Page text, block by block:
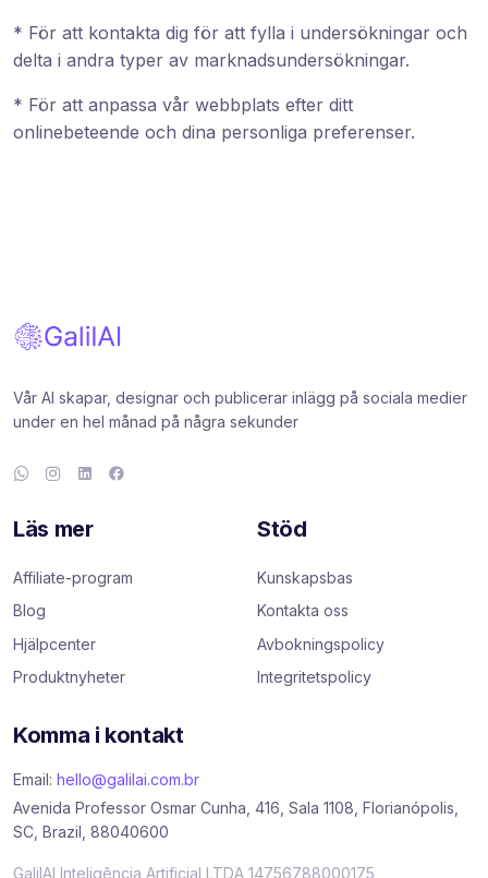
* För att kontakta dig för att fylla i undersökningar och
delta i andra typer av marknadsundersökningar.
* För att anpassa vår webbplats efter ditt
onlinebeteende och dina personliga preferenser.
Vår AI skapar, designar och publicerar inlägg på sociala medier
under en hel månad på några sekunder
Läs mer
Affiliate-program
Blog
Hjälpcenter
Produktnyheter
Stöd
Kunskapsbas
Kontakta oss
Avbokningspolicy
Integritetspolicy
Komma i kontakt
Email: hello@galilai.com.br
Avenida Professor Osmar Cunha, 416, Sala 1108, Florianópolis,
SC, Brazil, 88040600
GalilAI Inteligência Artificial LTDA 14756788000175